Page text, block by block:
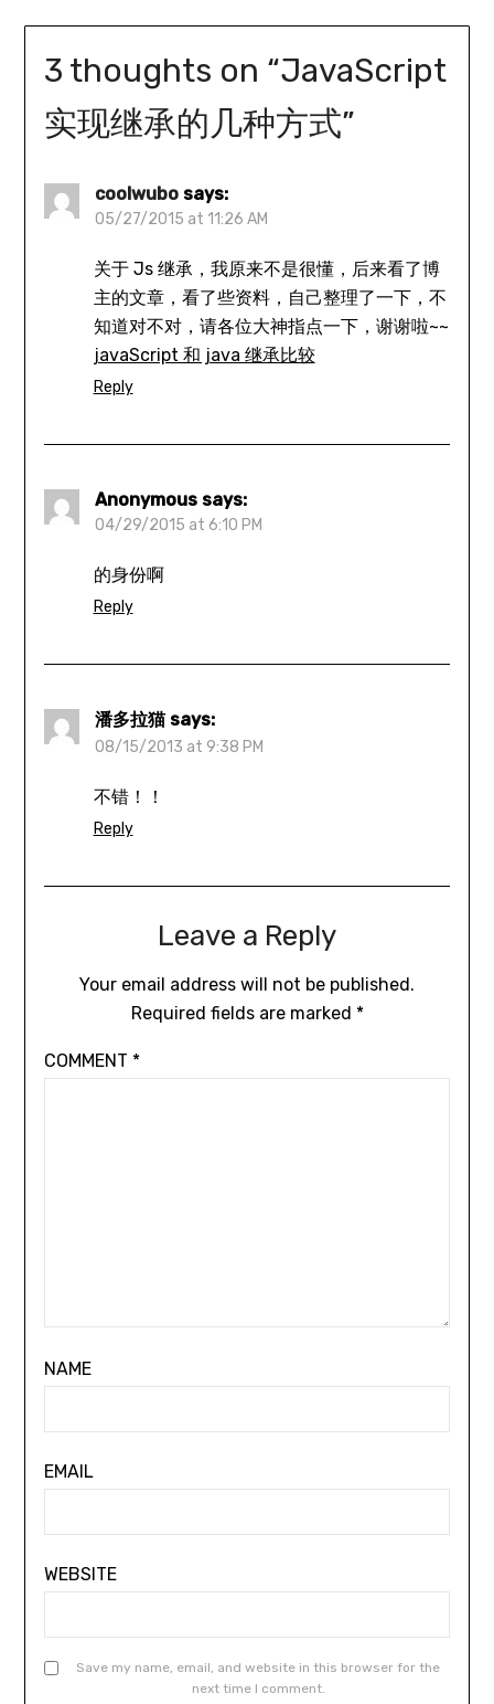
3 thoughts on “JavaScript
实现继承的几种方式”
coolwubo says:
05/27/2015 at 11:26 AM
关于 Js 继承，我原来不是很懂，后来看了博
主的文章，看了些资料，自己整理了一下，不
知道对不对，请各位大神指点一下，谢谢啦~~
javaScript 和 java 继承比较
Reply
Anonymous says:
04/29/2015 at 6:10 PM
的身份啊
Reply
潘多拉猫 says:
08/15/2013 at 9:38 PM
不错！！
Reply
Leave a Reply
Your email address will not be published.
Required fields are marked *
COMMENT *
NAME
EMAIL
WEBSITE
Save my name, email, and website in this browser for the
next time I comment.